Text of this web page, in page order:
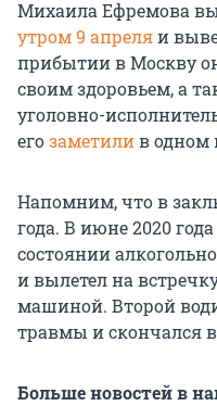
Михаила Ефремова
утром 9 апреляи
прибытии в Москву
своим здоровьем, а
уголовно-
егозаметилив одном
Напомним, что в
года. В июне 2020
состоянии
и вылетел на
машиной. Второй
травмы и скончался
Больше новостей в